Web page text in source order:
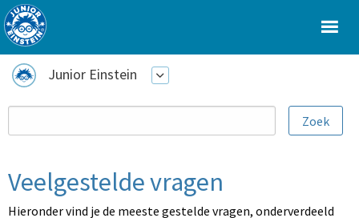
Junior Einstein
Veelgestelde vragen
Hieronder vind je de meeste gestelde vragen, onderverdeeld